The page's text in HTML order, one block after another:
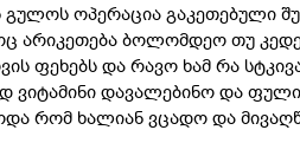
გულოს ოპერაცია გაკეთებული
არიკეთება ბოლომდეო თუ
ფეხებს და რავო ხამ რა
ვიტამინი დავალებინო და
რომ ხალიან ვცადო და